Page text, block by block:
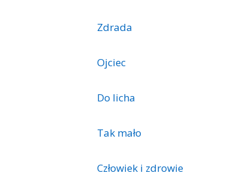
Zdrada
Ojciec
Do licha
Tak mało
Człowiek i zdrowie